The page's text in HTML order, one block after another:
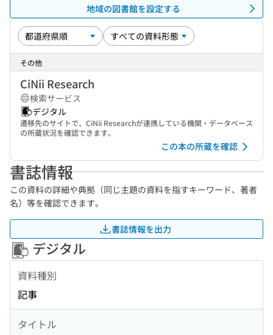
地域の図書館を設定する
その他
CiNii Research
検索サービス
デジタル
遷移先のサイトで、CiNii Researchが連携している機関・データベース
の所蔵状況を確認できます。
この本の所蔵を確認
書誌情報
この資料の詳細や典拠（同じ主題の資料を指すキーワード、著者
名）等を確認できます。
書誌情報を出力
デジタル
資料種別
記事
タイトル